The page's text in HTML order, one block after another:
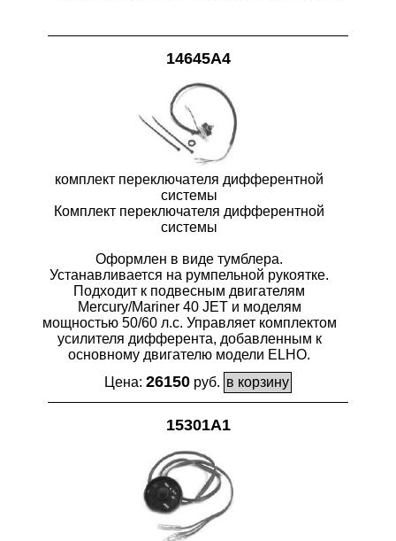
14645A4
комплект переключателя дифферентной
системы
Комплект переключателя дифферентной
системы
Оформлен в виде тумблера.
Устанавливается на румпельной рукоятке.
Подходит к подвесным двигателям
Mercury/Mariner 40 JET и моделям
мощностью 50/60 л.с. Управляет комплектом
усилителя дифферента, добавленным к
основному двигателю модели ELHO.
Цена: 26150 руб.
15301A1